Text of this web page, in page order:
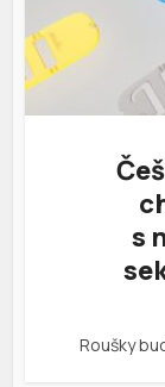
s
Roušky